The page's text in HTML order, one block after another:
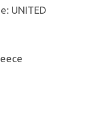
UNITED